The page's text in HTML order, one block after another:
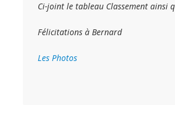
Ci-joint le tableau Classement ainsi
Félicitations à Bernard
Les Photos